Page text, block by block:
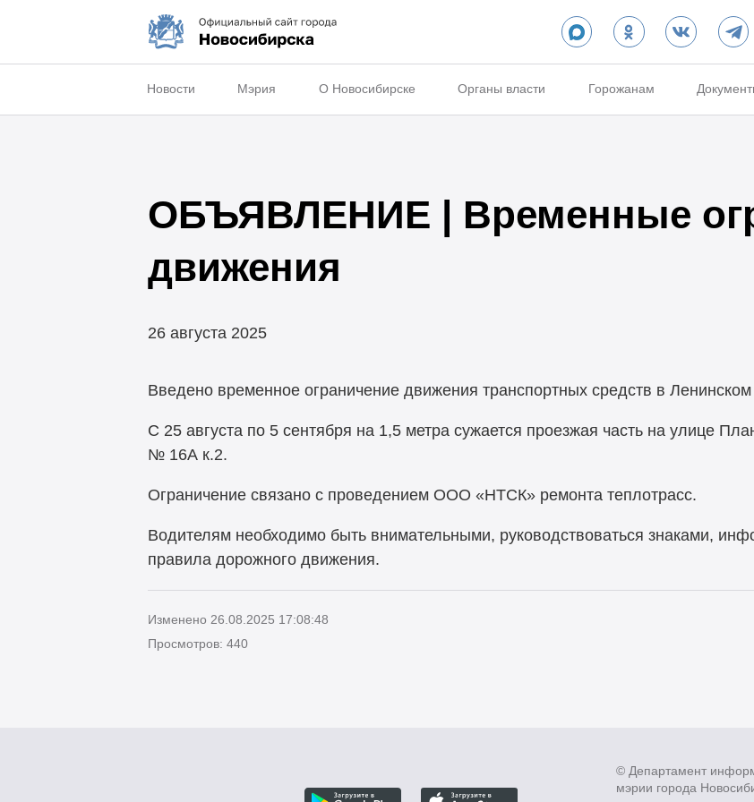
Новости Мэрия О Новосибирске Органы власти Горожанам
ОБЪЯВЛЕНИЕ | Временные
движения
26 августа 2025
Введено временное ограничение движения транспортных средств в
С 25 августа по 5 сентября на 1,5 метра сужается проезжая часть на улице
№ 16А к.2.
Ограничение связано с проведением ООО «НТСК» ремонта теплотрасс.
Водителям необходимо быть внимательными, руководствоваться знаками,
правила дорожного движения.
Изменено 26.08.2025 17:08:48
Просмотров: 440
© Департамент
мэрии города